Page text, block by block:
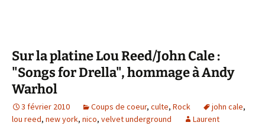
Sur la platine Lou Reed/John Cale :
"Songs for Drella", hommage à Andy
Warhol
3 février 2010 Coups de coeur, culte, Rock john cale,
lou reed, new york, nico, velvet underground Laurent